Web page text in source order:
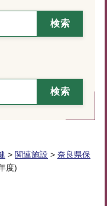
> 関連施設 > 奈良県保
度)